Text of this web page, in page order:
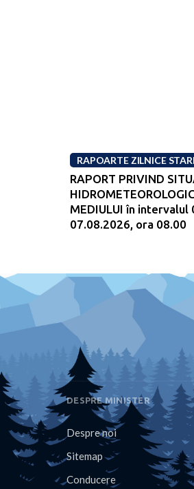
RAPOARTE ZILNICE
RAPORT PRIVIND
MEDIULUI în intervalul
07.08.2026, ora 08.00
DESPRE MINISTER
Despre noi
Sitemap
Conducere